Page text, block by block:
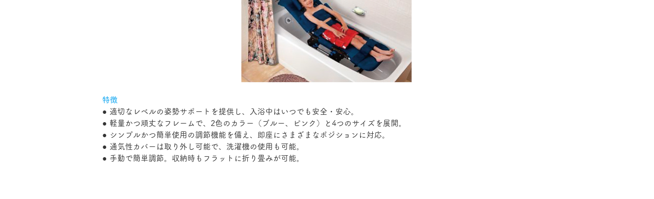
特徴
● 適切なレベルの姿勢サポートを提供し、入浴中はいつでも安全・安心。
● 軽量かつ頑丈なフレームで、2色のカラー（ブルー、ピンク）と4つのサイズを展開。
● シンプルかつ簡単使用の調節機能を備え、即座にさまざまなポジションに対応。
● 通気性カバーは取り外し可能で、洗濯機の使用も可能。
● 手動で簡単調節。収納時もフラットに折り畳みが可能。